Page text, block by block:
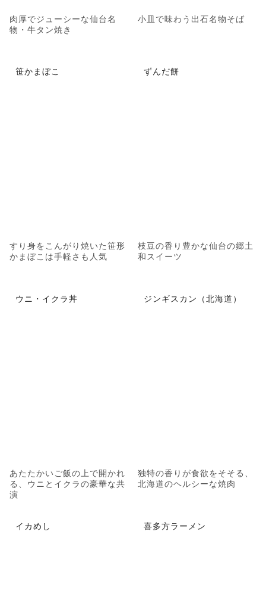
肉厚でジューシーな仙台名
物・牛タン焼き
小皿で味わう出石名物そば
笹かまぼこ
すり身をこんがり焼いた笹形
かまぼこは手軽さも人気
ずんだ餅
枝豆の香り豊かな仙台の郷土
和スイーツ
ウニ・イクラ丼
あたたかいご飯の上で開かれ
る、ウニとイクラの豪華な共
演
ジンギスカン（北海道）
独特の香りが食欲をそそる、
北海道のヘルシーな焼肉
イカめし 喜多方ラーメン